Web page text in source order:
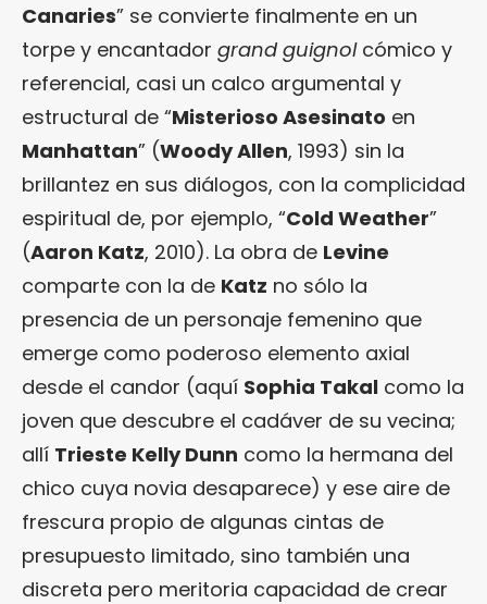
Canaries” se convierte finalmente en un
torpe y encantador grand guignolcómico y
referencial, casi un calco argumental y
estructural de “Misterioso Asesinato en
Manhattan” (Woody Allen, 1993) sin la
brillantez en sus diálogos, con la complicidad
espiritual de, por ejemplo, “Cold Weather”
(Aaron Katz, 2010). La obra de Levine
comparte con la de Katz no sólo la
presencia de un personaje femenino que
emerge como poderoso elemento axial
desde el candor (aquí Sophia Takal como la
joven que descubre el cadáver de su vecina;
allí Trieste Kelly Dunn como la hermana del
chico cuya novia desaparece) y ese aire de
frescura propio de algunas cintas de
presupuesto limitado, sino también una
discreta pero meritoria capacidad de crear